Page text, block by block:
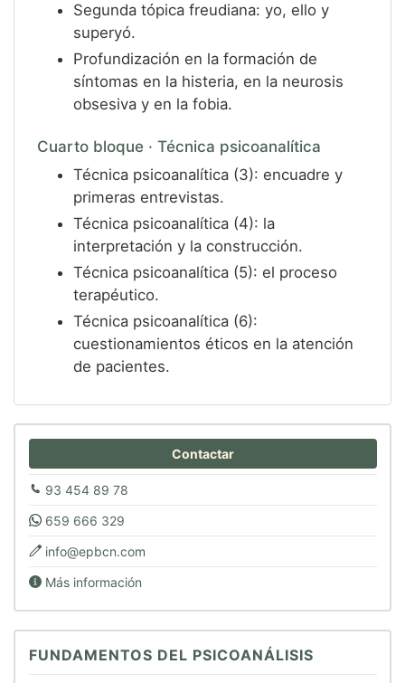
Segunda tópica freudiana: yo, ello y
superyó.
Profundización en la formación de
síntomas en la histeria, en la neurosis
obsesiva y en la fobia.
Cuarto bloque · Técnica psicoanalítica
Técnica psicoanalítica (3): encuadre y
primeras entrevistas.
Técnica psicoanalítica (4): la
interpretación y la construcción.
Técnica psicoanalítica (5): el proceso
terapéutico.
Técnica psicoanalítica (6):
cuestionamientos éticos en la atención
de pacientes.
Contactar
93 454 89 78
659 666 329
info@epbcn.com
Más información
FUNDAMENTOS DEL PSICOANÁLISIS